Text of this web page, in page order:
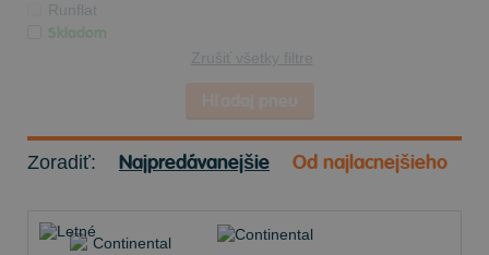
Runflat
Skladom
Zrušiť všetky filtre
Zoradiť: Najpredávanejšie Od najlacnejšieho